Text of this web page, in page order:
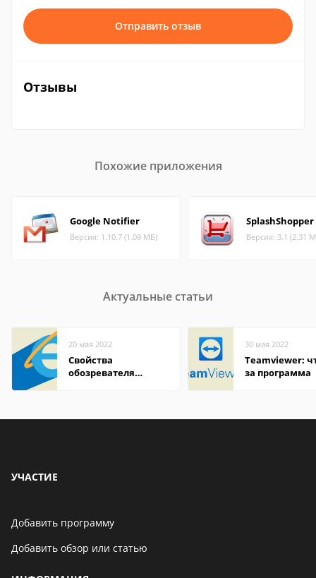
Отправить отзыв
Отзывы
Похожие приложения
Google Notifier
Версия: 1.10.7 (1.09 МБ)
SplashShopper
Версия: 3.1 (2.31
Актуальные статьи
20 мая 2022
Свойства
обозревателя
30 мая 2022
Teamviewer:
за программа
УЧАСТИЕ
Добавить программу
Добавить обзор или статью